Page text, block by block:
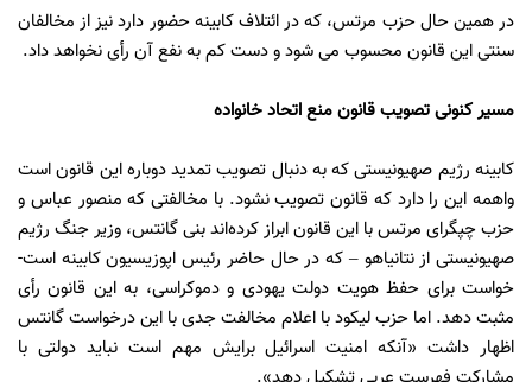
در همین حال حزب مرتس، که در ائتلاف کابینه حضور دارد نیز از مخالفان
سنتی این قانون محسوب می شود و دست کم به نفع آن رأی نخواهد داد.
مسیر کنونی تصویب قانون منع اتحاد خانواده
کابینه رژیم صهیونیستی که به دنبال تصویب تمدید دوباره این قانون است
واهمه این را دارد که قانون تصویب نشود. با مخالفتی که منصور عباس و
حزب چپگرای مرتس با این قانون ابراز کرده‌اند بنی گانتس، وزیر جنگ رژیم
صهیونیستی از نتانیاهو – که در حال حاضر رئیس اپوزیسیون کابینه است-
خواست برای حفظ هویت دولت یهودی و دموکراسی، به این قانون رأی
مثبت دهد. اما حزب لیکود با اعلام مخالفت جدی با این درخواست گانتس
اظهار داشت «آنکه امنیت اسرائیل برایش مهم است نباید دولتی با